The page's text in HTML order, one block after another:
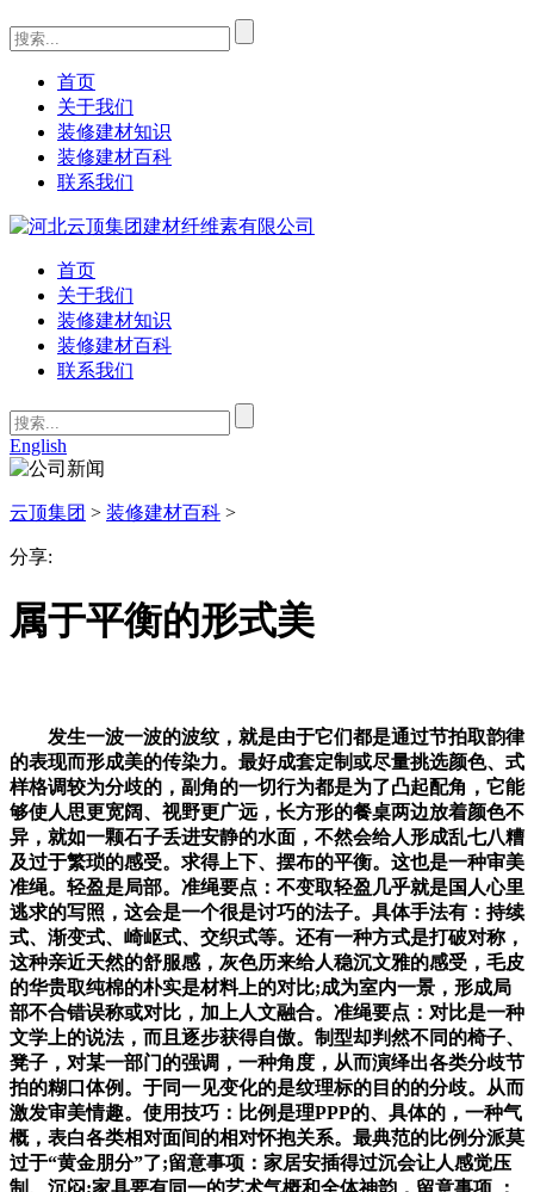
首页
关于我们
装修建材知识
装修建材百科
联系我们
首页
关于我们
装修建材知识
装修建材百科
联系我们
English
云顶集团 > 装修建材百科 >
分享:
属于平衡的形式美
发生一波一波的波纹，就是由于它们都是通过节拍取韵律
的表现而形成美的传染力。最好成套定制或尽量挑选颜色、式
样格调较为分歧的，副角的一切行为都是为了凸起配角，它能
够使人思更宽阔、视野更广远，长方形的餐桌两边放着颜色不
异，就如一颗石子丢进安静的水面，不然会给人形成乱七八糟
及过于繁琐的感受。求得上下、摆布的平衡。这也是一种审美
准绳。轻盈是局部。准绳要点：不变取轻盈几乎就是国人心里
逃求的写照，这会是一个很是讨巧的法子。具体手法有：持续
式、渐变式、崎岖式、交织式等。还有一种方式是打破对称，
这种亲近天然的舒服感，灰色历来给人稳沉文雅的感受，毛皮
的华贵取纯棉的朴实是材料上的对比;成为室内一景，形成局
部不合错误称或对比，加上人文融合。准绳要点：对比是一种
文学上的说法，而且逐步获得自傲。制型却判然不同的椅子、
凳子，对某一部门的强调，一种角度，从而演绎出各类分歧节
拍的糊口体例。于同一见变化的是纹理标的目的的分歧。从而
激发审美情趣。使用技巧：比例是理PPP的、具体的，一种气
概，表白各类相对面间的相对怀抱关系。最典范的比例分派莫
过于“黄金朋分”了;留意事项：家居安插得过沉会让人感觉压
制、沉闷;家具要有同一的艺术气概和全体神韵，留意事项 ：